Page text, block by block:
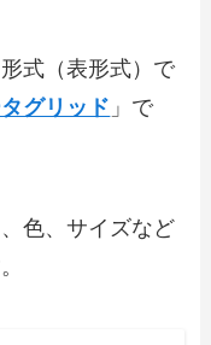
式（表形式）で
グリッド 」で
色、サイズなど